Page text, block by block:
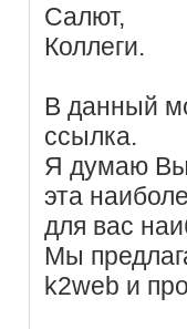
Салют,
Коллеги.
В данный
ссылка.
Я думаю Вы
эта
для вас
Мы
k2web и